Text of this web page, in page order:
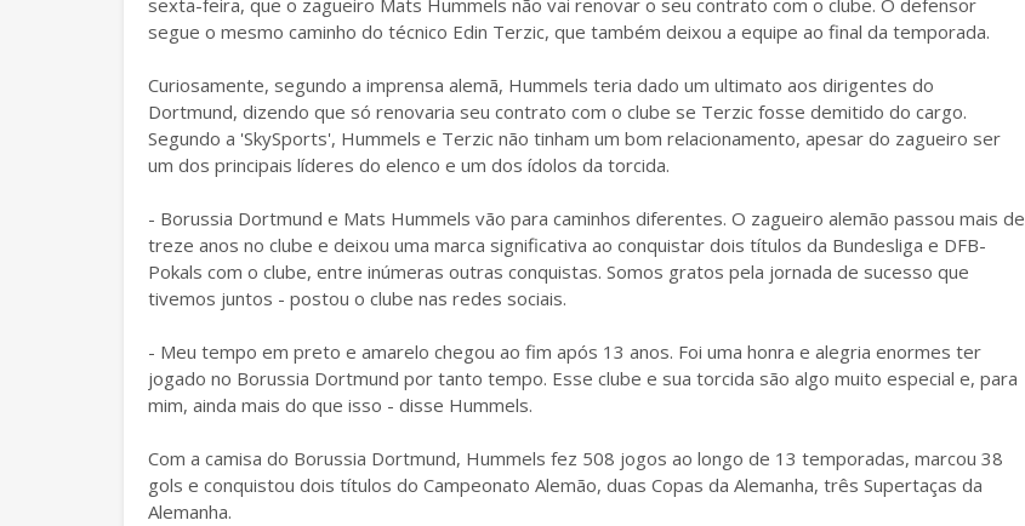
sexta-feira, que o zagueiro Mats Hummels não vai renovar o seu contrato com o clube. O defensor
segue o mesmo caminho do técnico Edin Terzic, que também deixou a equipe ao final da temporada.
Curiosamente, segundo a imprensa alemã, Hummels teria dado um ultimato aos dirigentes do
Dortmund, dizendo que só renovaria seu contrato com o clube se Terzic fosse demitido do cargo.
Segundo a 'SkySports', Hummels e Terzic não tinham um bom relacionamento, apesar do zagueiro ser
um dos principais líderes do elenco e um dos ídolos da torcida.
- Borussia Dortmund e Mats Hummels vão para caminhos diferentes. O zagueiro alemão passou mais de
treze anos no clube e deixou uma marca significativa ao conquistar dois títulos da Bundesliga e DFB-
Pokals com o clube, entre inúmeras outras conquistas. Somos gratos pela jornada de sucesso que
tivemos juntos - postou o clube nas redes sociais.
- Meu tempo em preto e amarelo chegou ao fim após 13 anos. Foi uma honra e alegria enormes ter
jogado no Borussia Dortmund por tanto tempo. Esse clube e sua torcida são algo muito especial e, para
mim, ainda mais do que isso - disse Hummels.
Com a camisa do Borussia Dortmund, Hummels fez 508 jogos ao longo de 13 temporadas, marcou 38
gols e conquistou dois títulos do Campeonato Alemão, duas Copas da Alemanha, três Supertaças da
Alemanha.